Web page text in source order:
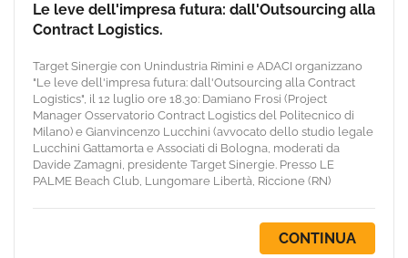
Le leve dell'impresa futura: dall'Outsourcing alla
Contract Logistics.
Target Sinergie con Unindustria Rimini e ADACI organizzano
"Le leve dell'impresa futura: dall'Outsourcing alla Contract
Logistics", il 12 luglio ore 18.30: Damiano Frosi (Project
Manager Osservatorio Contract Logistics del Politecnico di
Milano) e Gianvincenzo Lucchini (avvocato dello studio legale
Lucchini Gattamorta e Associati di Bologna, moderati da
Davide Zamagni, presidente Target Sinergie. Presso LE
PALME Beach Club, Lungomare Libertà, Riccione (RN)
CONTINUA